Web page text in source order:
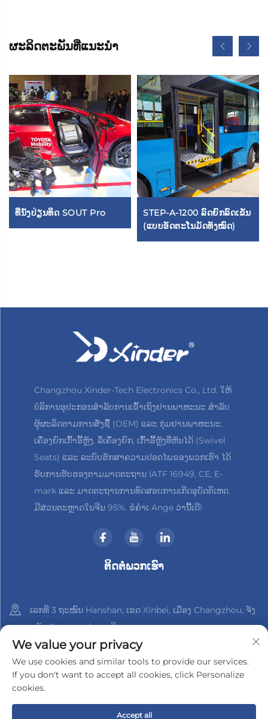
ຜະລິດຕະພັນທີ່ແນະນຳ
ທີ່ນັ່ງປ່ຽນທິດ SOUT Pro
STEP-A-1200 ລົດຍົກລົດເຂັນ
(ແບບອັດຕະໂນມັດທັງໝົດ)
Changzhou Xinder-Tech Electronics Co., Ltd. ໃຫ້
ບໍລິການອຸປະກອນສຳລັບການເຂົ້າເຖິງຢານພາຫະນະ ສຳລັບ
ຜູ້ຜະລິດຕາມການສັ່ງຊື້ (OEM) ແລະ ກຸ່ມຢານພາຫະນະ.
ເຄື່ອງຍົກເກົ້າອີ້ຫຼັງ, ລໍ້ເຄື່ອງຍົກ, ເກົ້າອີ້ຫຼັງທີ່ຫັນໄດ້ (Swivel
Seats) ແລະ ລະບົບຮັກສາຄວາມປອດໄພຂອງພວກເຮົາ ໄດ້
ຮັບການຮັບຮອງຕາມມາດຕະຖານ IATF 16949, CE, E-
mark ແລະ ມາດຕະຖານການທົດສອບການເກີດອຸບັດຕິເຫດ.
ມີສ່ວນຕະຫຼາດໃນຈີນ 95%. ຂໍຄຳເ Ange ວ່ານີ້ເດີ!
ຕິດຕໍ່ພວກເຮົາ
ເລກທີ 3 ຖະໜົນ Hanshan, ເຂດ Xinbei, ເມືອງ Changzhou, ຈັງ
ຫວັດ Jiangsu, ປະເທດຈີນ
+86-18961288218
[email protected]
We value your privacy
We use cookies and similar tools to provide our services.
If you don't want to accept all cookies, click Personalize
cookies.
Accept all